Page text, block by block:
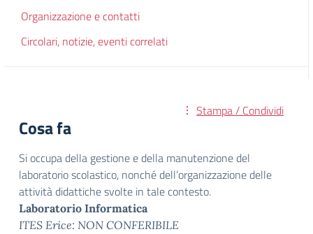
Organizzazione e contatti
Circolari, notizie, eventi correlati
Stampa / Condividi
Cosa fa
Si occupa della gestione e della manutenzione del
laboratorio scolastico, nonché dell’organizzazione delle
attività didattiche svolte in tale contesto.
Laboratorio Informatica
ITES Erice: NON CONFERIBILE